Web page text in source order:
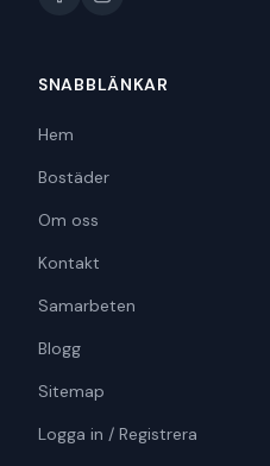
SNABBLÄNKAR
Hem
Bostäder
Om oss
Kontakt
Samarbeten
Blogg
Sitemap
Logga in / Registrera